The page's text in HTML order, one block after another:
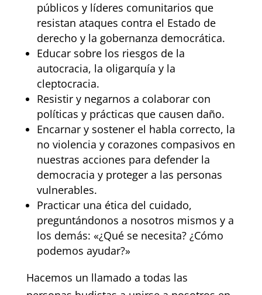
públicos y líderes comunitarios que
resistan ataques contra el Estado de
derecho y la gobernanza democrática.
Educar sobre los riesgos de la
autocracia, la oligarquía y la
cleptocracia.
Resistir y negarnos a colaborar con
políticas y prácticas que causen daño.
Encarnar y sostener el habla correcto, la
no violencia y corazones compasivos en
nuestras acciones para defender la
democracia y proteger a las personas
vulnerables.
Practicar una ética del cuidado,
preguntándonos a nosotros mismos y a
los demás: «¿Qué se necesita? ¿Cómo
podemos ayudar?»
Hacemos un llamado a todas las